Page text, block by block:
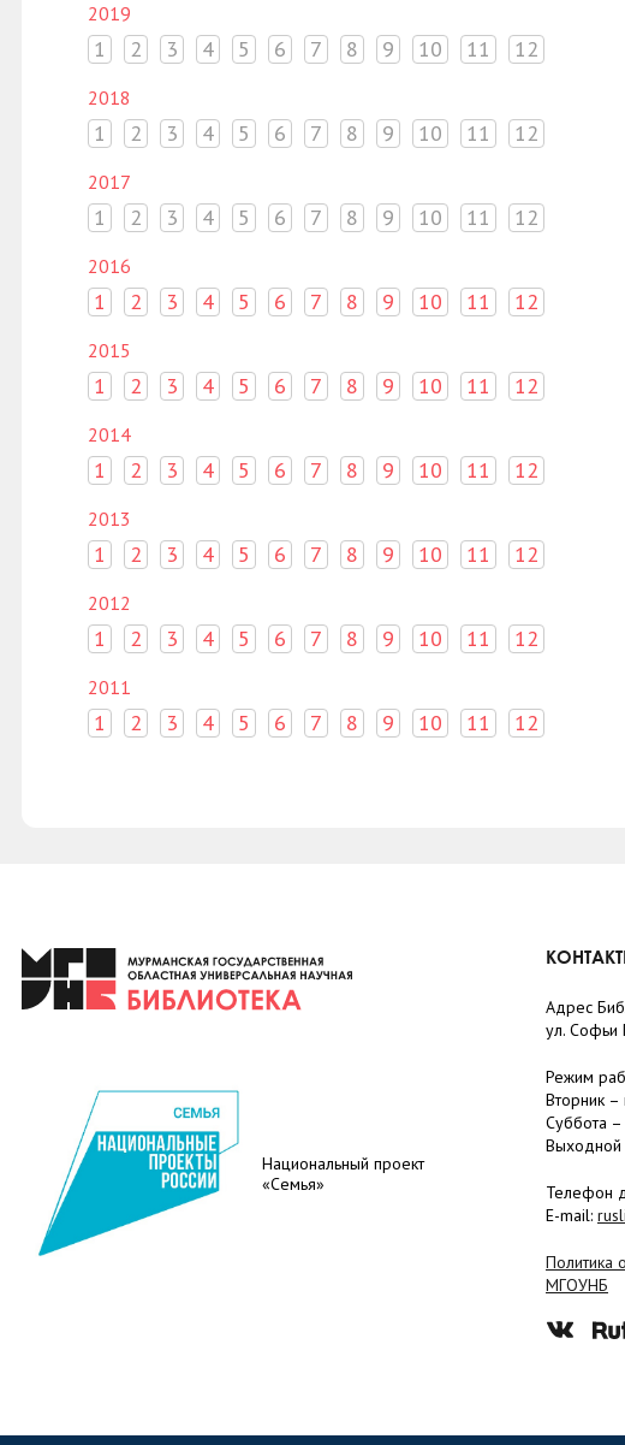
2019
1 2 3 4 5 6 7 8 9 10 11 12
2018
1 2 3 4 5 6 7 8 9 10 11 12
2017
1 2 3 4 5 6 7 8 9 10 11 12
2016
1 2 3 4 5 6 7 8 9 10 11 12
2015
1 2 3 4 5 6 7 8 9 10 11 12
2014
1 2 3 4 5 6 7 8 9 10 11 12
2013
1 2 3 4 5 6 7 8 9 10 11 12
2012
1 2 3 4 5 6 7 8 9 10 11 12
2011
1 2 3 4 5 6 7 8 9 10 11 12
Национальный проект
«Семья»
Адрес
ул. Софьи
Режим
Вторник –
Суббота –
Выходной
Телефон
E-mail:
Политика
МГОУНБ